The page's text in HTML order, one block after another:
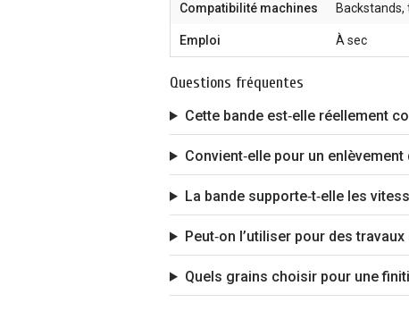
Compatibilité machines
Emploi À sec
Questions fréquentes
Cette bande est‑elle réellement
Convient‑elle pour un
La bande supporte‑t‑elle les
Peut‑on l’utiliser pour des
Quels grains choisir pour une